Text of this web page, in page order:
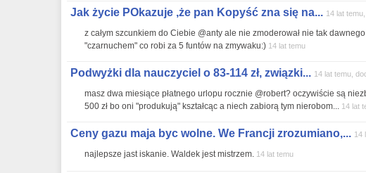
Jak życie POkazuje ,że pan Kopyść zna się na... 14 lat
z całym szcunkiem do Ciebie @anty ale nie zmoderował nie tak
"czarnuchem" co robi za 5 funtów na zmywaku:) 14 lat temu
Podwyżki dla nauczyciel o 83-114 zł, związki... 14 lat temu,
masz dwa miesiące płatnego urlopu rocznie @robert? oczywiście są
500 zł bo oni "produkują" kształcąc a niech zabiorą tym nierobom... 14 lat
Ceny gazu maja byc wolne. We Francji zrozumiano,... 14
najlepsze jast iskanie. Waldek jest mistrzem. 14 lat temu